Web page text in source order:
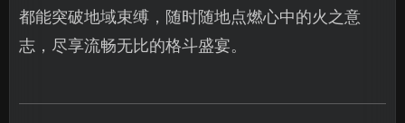
都能突破地域束缚，随时随地点燃心中的火之意
志，尽享流畅无比的格斗盛宴。